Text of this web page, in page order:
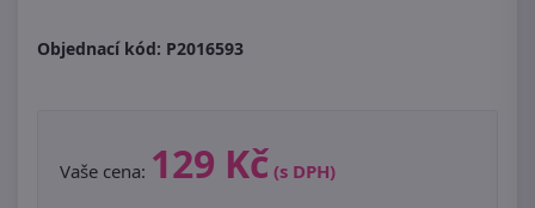
Objednací kód: P2016593
Vaše cena: 129 Kč (s DPH)